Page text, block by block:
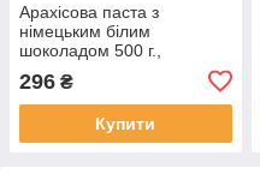
Арахісова паста з
німецьким білим
шоколадом 500 г.,
консервантів та домішок
WHITE CHOCO
296 ₴
Купити